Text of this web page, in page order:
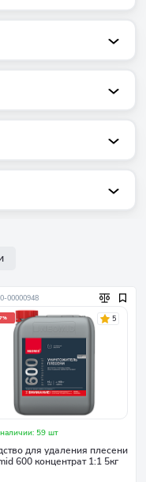
00000948
5
59 шт
для удаления плесени
600 концентрат 1:1 5кг